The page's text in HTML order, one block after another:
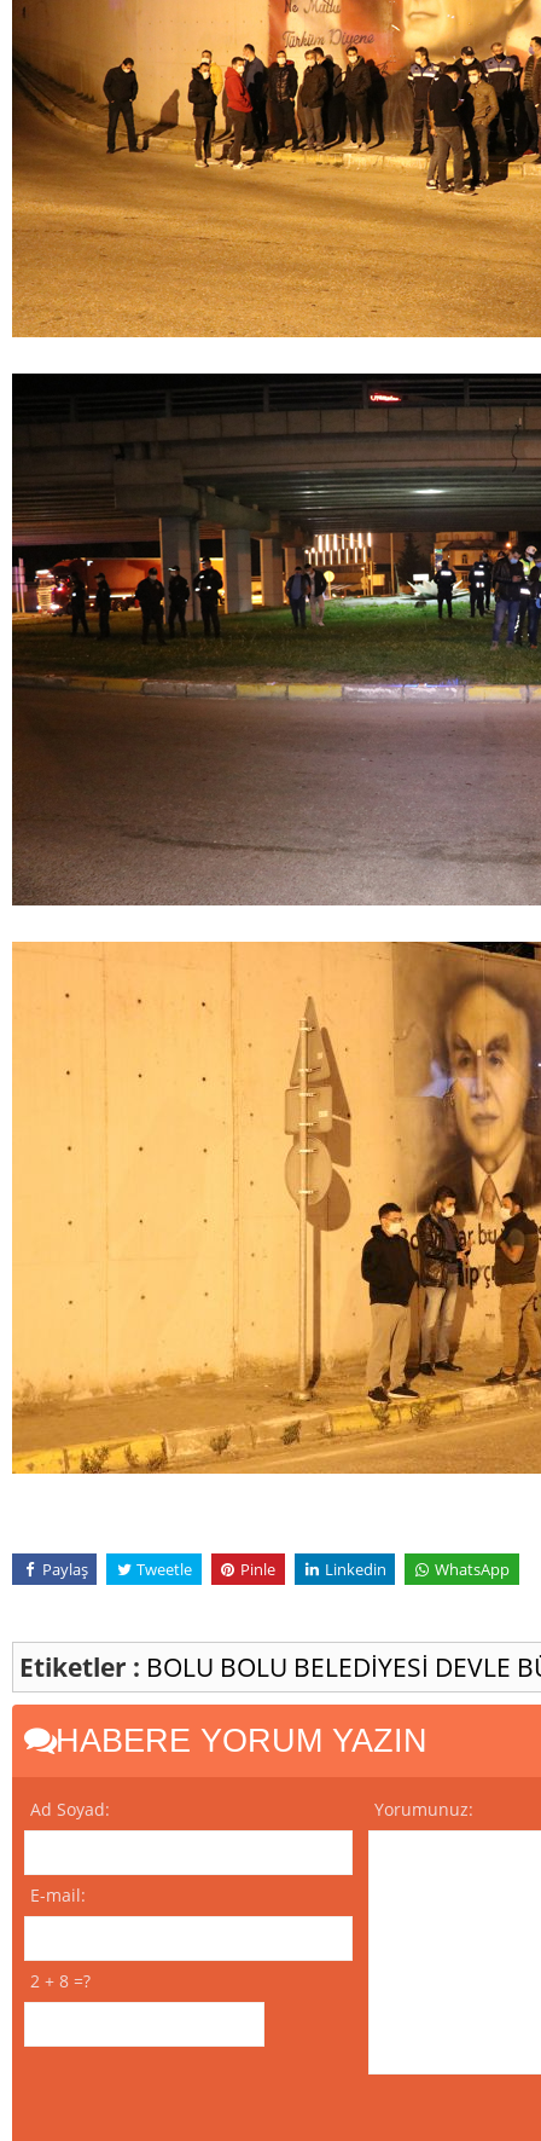
Paylaş Tweetle Pinle Linkedin WhatsApp
Etiketler : BOLU BOLU BELEDİYESİ DEVLE
HABERE YORUM YAZIN
Ad Soyad:
E-mail:
2 + 8 =?
Yorumunuz: